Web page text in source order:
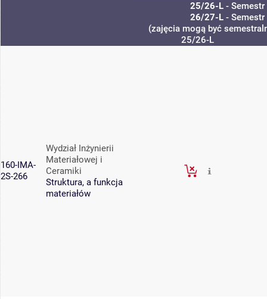
25/26-L -
26/27-L -
(zajęcia mogą być
25/26-L
160-IMA-
2S-266
Wydział Inżynierii
Materiałowej i
Ceramiki
Struktura, a funkcja
materiałów